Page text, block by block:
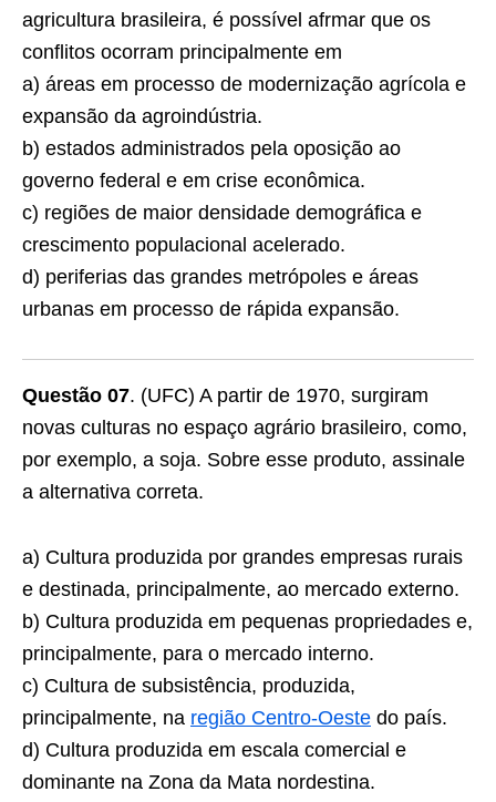
agricultura brasileira, é possível afrmar que os
conﬂitos ocorram principalmente em
a) áreas em processo de modernização agrícola e
expansão da agroindústria.
b) estados administrados pela oposição ao
governo federal e em crise econômica.
c) regiões de maior densidade demográfica e
crescimento populacional acelerado.
d) periferias das grandes metrópoles e áreas
urbanas em processo de rápida expansão.
Questão 07. (UFC) A partir de 1970, surgiram
novas culturas no espaço agrário brasileiro, como,
por exemplo, a soja. Sobre esse produto, assinale
a alternativa correta.
a) Cultura produzida por grandes empresas rurais
e destinada, principalmente, ao mercado externo.
b) Cultura produzida em pequenas propriedades e,
principalmente, para o mercado interno.
c) Cultura de subsistência, produzida,
principalmente, na região Centro-Oeste do país.
d) Cultura produzida em escala comercial e
dominante na Zona da Mata nordestina.